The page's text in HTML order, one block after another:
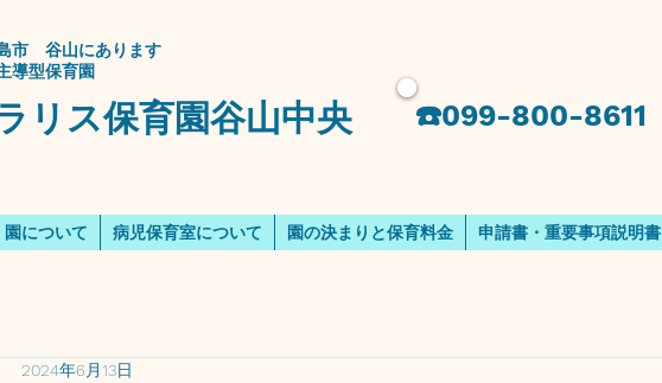
市 谷山にあります
導型保育園
リス保育園谷山中央 ​☎️099-800-8611
園について 病児保育室について 園の決まりと保育料金 申請書・重要事項説明書
2024年6月13日